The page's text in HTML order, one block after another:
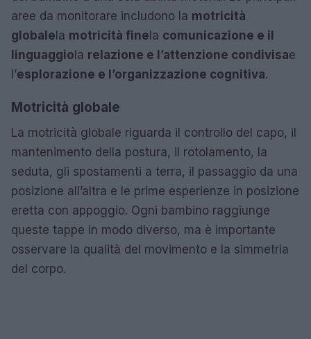
aree da monitorare includono la motricità
globale la motricità fine la comunicazione e il
linguaggio la relazione e l’attenzione condivisae
l’esplorazione e l’organizzazione cognitiva.
Motricità globale
La motricità globale riguarda il controllo del capo, il
mantenimento della postura, il rotolamento, la
seduta, gli spostamenti a terra, il passaggio da una
posizione all’altra e le prime esperienze in posizione
eretta con appoggio. Ogni bambino raggiunge
queste tappe in modo diverso, ma è importante
osservare la qualità del movimento e la simmetria
del corpo.